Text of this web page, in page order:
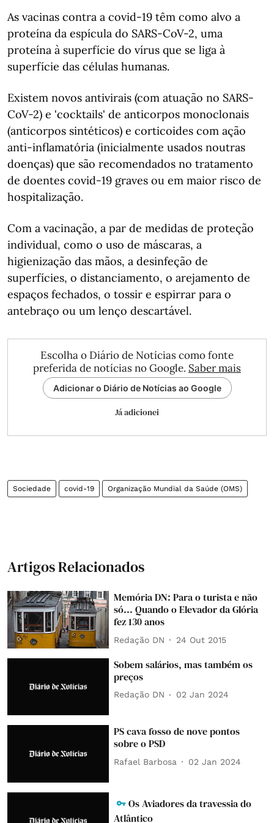
As vacinas contra a covid-19 têm como alvo a
proteína da espícula do SARS-CoV-2, uma
proteína à superfície do vírus que se liga à
superfície das células humanas.
Existem novos antivirais (com atuação no SARS-
CoV-2) e 'cocktails' de anticorpos monoclonais
(anticorpos sintéticos) e corticoides com ação
anti-inflamatória (inicialmente usados noutras
doenças) que são recomendados no tratamento
de doentes covid-19 graves ou em maior risco de
hospitalização.
Com a vacinação, a par de medidas de proteção
individual, como o uso de máscaras, a
higienização das mãos, a desinfeção de
superfícies, o distanciamento, o arejamento de
espaços fechados, o tossir e espirrar para o
antebraço ou um lenço descartável.
Escolha o Diário de Notícias como fonte
preferida de notícias no Google. Saber mais
Adicionar o Diário de Notícias ao Google
Já adicionei
Sociedade covid-19 Organização Mundial da Saúde (OMS)
Artigos Relacionados
Memória DN: Para o turista e não
só... Quando o Elevador da Glória
fez 130 anos
Redação DN 24 Out 2015
Sobem salários, mas também os
preços
Redação DN 02 Jan 2024
PS cava fosso de nove pontos
sobre o PSD
Rafael Barbosa 02 Jan 2024
Os Aviadores da travessia do
Atlântico